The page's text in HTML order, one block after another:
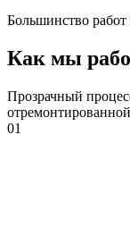
Большинство
Как мы
Прозрачный
01